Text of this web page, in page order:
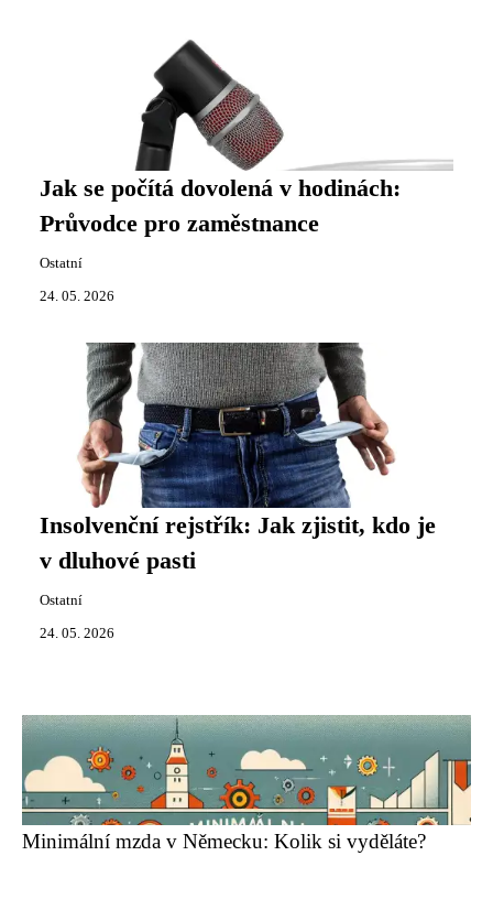
Jak se počítá dovolená v hodinách:
Průvodce pro zaměstnance
Ostatní
24. 05. 2026
Insolvenční rejstřík: Jak zjistit, kdo je
v dluhové pasti
Ostatní
24. 05. 2026
Minimální mzda v Německu: Kolik si vyděláte?